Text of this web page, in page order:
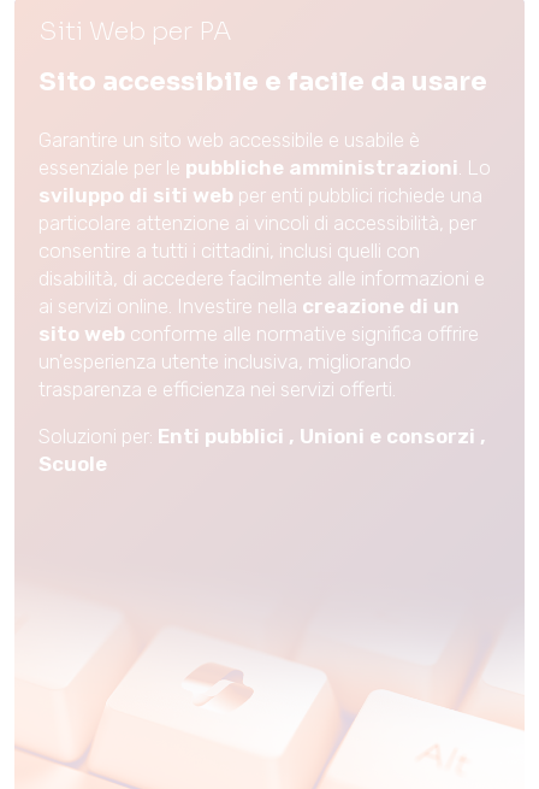
Siti Web per PA
Sito accessibile e facile da usare
Garantire un sito web accessibile e usabile è
essenziale per le pubbliche amministrazioni. Lo
sviluppo di siti web per enti pubblici richiede una
particolare attenzione ai vincoli di accessibilità, per
consentire a tutti i cittadini, inclusi quelli con
disabilità, di accedere facilmente alle informazioni e
ai servizi online. Investire nella creazione di un
sito web conforme alle normative significa offrire
un'esperienza utente inclusiva, migliorando
trasparenza e efficienza nei servizi offerti.
Soluzioni per: Enti pubblici , Unioni e consorzi ,
Scuole